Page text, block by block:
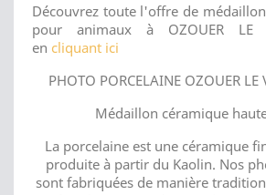
Découvrez toute l'offre de
pour animaux à OZOUER LE
en cliquant ici
PHOTO PORCELAINE OZOUER LE
Médaillon céramique
La porcelaine est une céramique
produite à partir du Kaolin. Nos
sont fabriquées de manière